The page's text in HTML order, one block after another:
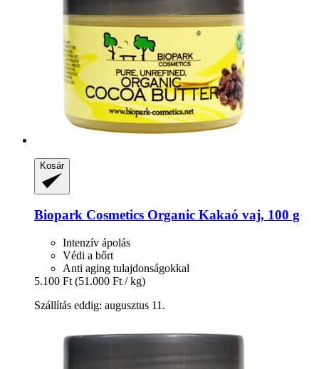
Kosár
Biopark Cosmetics Organic Kakaó vaj, 100 g
Intenzív ápolás
Védi a bőrt
Anti aging tulajdonságokkal
5.100 Ft (51.000 Ft / kg)
Szállítás eddig: augusztus 11.